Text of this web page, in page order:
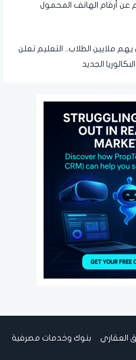
عن أرقام الهاتف المحمول
ملايين الطلاب.. التعليم تعلن
الجديد
العقاري بنوك وخدمات مصرفية